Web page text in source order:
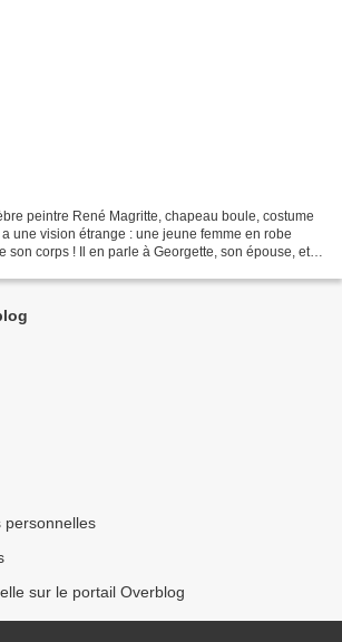
peintre René Magritte, chapeau boule, costume
une vision étrange : une jeune femme en robe
son corps ! Il en parle à Georgette, son épouse, et
personnelles
sur le portail Overblog